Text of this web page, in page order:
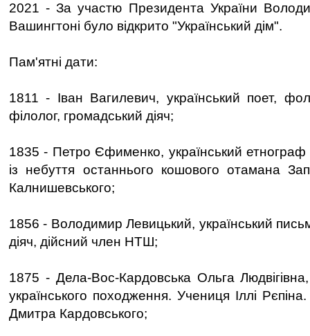
2021 - За участю Президента України
Вашингтоні було відкрито "Український дім".
Пам'ятні дати:
1811 - Іван Вагилевич, український поет,
філолог, громадський діяч;
1835 - Петро Єфименко, український етнограф
із небуття останнього кошового отамана
Калнишевського;
1856 - Володимир Левицький, український
діяч, дійсний член НТШ;
1875 - Дела-Вос-Кардовська Ольга
українського походження. Учениця Іллі
Дмитра Кардовського;